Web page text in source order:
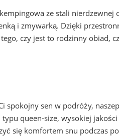
ze stali nierdzewnej
i zmywarką. Dzięki
czy jest to rodzinny obiad,
spokojny sen w podróży, nasze
typu queen-size, wysokiej
się komfortem snu podczas